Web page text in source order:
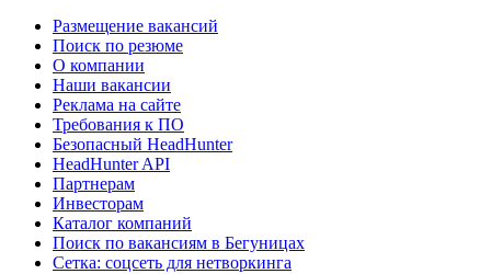
Размещение вакансий
Поиск по резюме
О компании
Наши вакансии
Реклама на сайте
Требования к ПО
Безопасный HeadHunter
HeadHunter API
Партнерам
Инвесторам
Каталог компаний
Поиск по вакансиям в Бегуницах
Сетка: соцсеть для нетворкинга